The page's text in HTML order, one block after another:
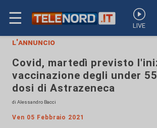
☰ LIVE
l'annuncio
Covid, martedì previsto
vaccinazione degli under
dosi di Astrazeneca
di Alessandro Bacci
Ven 05 Febbraio 2021